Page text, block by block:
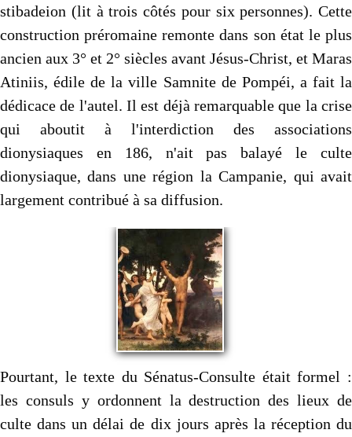
stibadeion (lit à trois côtés pour six personnes). Cette
construction préromaine remonte dans son état le plus
ancien aux 3° et 2° siècles avant Jésus-Christ, et Maras
Atiniis, édile de la ville Samnite de Pompéi, a fait la
dédicace de l'autel. Il est déjà remarquable que la crise
qui aboutit à l'interdiction des associations
dionysiaques en 186, n'ait pas balayé le culte
dionysiaque, dans une région la Campanie, qui avait
largement contribué à sa diffusion.
Pourtant, le texte du Sénatus-Consulte était formel :
les consuls y ordonnent la destruction des lieux de
culte dans un délai de dix jours après la réception du